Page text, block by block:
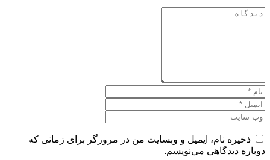
ذخیره نام، ایمیل و وبسایت من در مرورگر برای زمانی که
دوباره دیدگاهی می‌نویسم.